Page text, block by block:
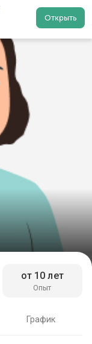
Открыть
Няни в
Опыт
от 10 лет
График